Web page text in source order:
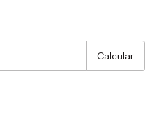
Calcular